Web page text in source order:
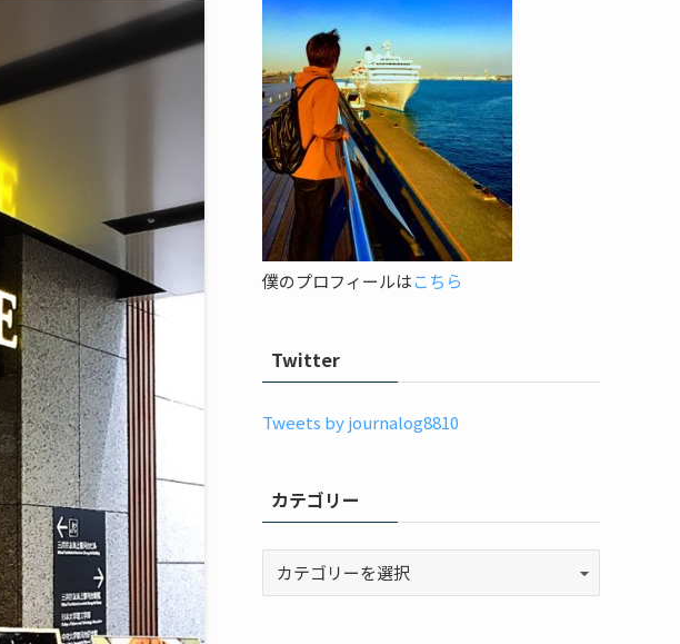
僕のプロフィールはこちら
Twitter
Tweets by journalog8810
カテゴリー